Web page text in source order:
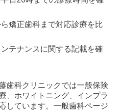
矯正歯科まで対応診療を比
テナンスに関する記載を確
歯科クリニックでは一般保険
、ホワイトニング、インプラ
しています。一般歯科ページ